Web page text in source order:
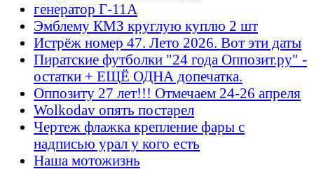
генератор Г-11А
Эмблему КМЗ круглую куплю 2 шт
Истрёж номер 47. Лето 2026. Вот эти даты
Пиратские футболки "24 года Оппозит.ру" -
остатки + ЕЩЁ ОДНА допечатка.
Оппозиту 27 лет!!! Отмечаем 24-26 апреля
Wolkodav опять постарел
Чертеж флажка крепление фары с
надписью урал у кого есть
Наша мотожизнь